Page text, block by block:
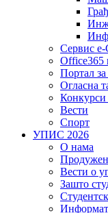
Сервис е-
Office365
Портал
Огласна
Конкурси
Вести
Спорт
УПИС 2026
О нама
Вести о
Зашто